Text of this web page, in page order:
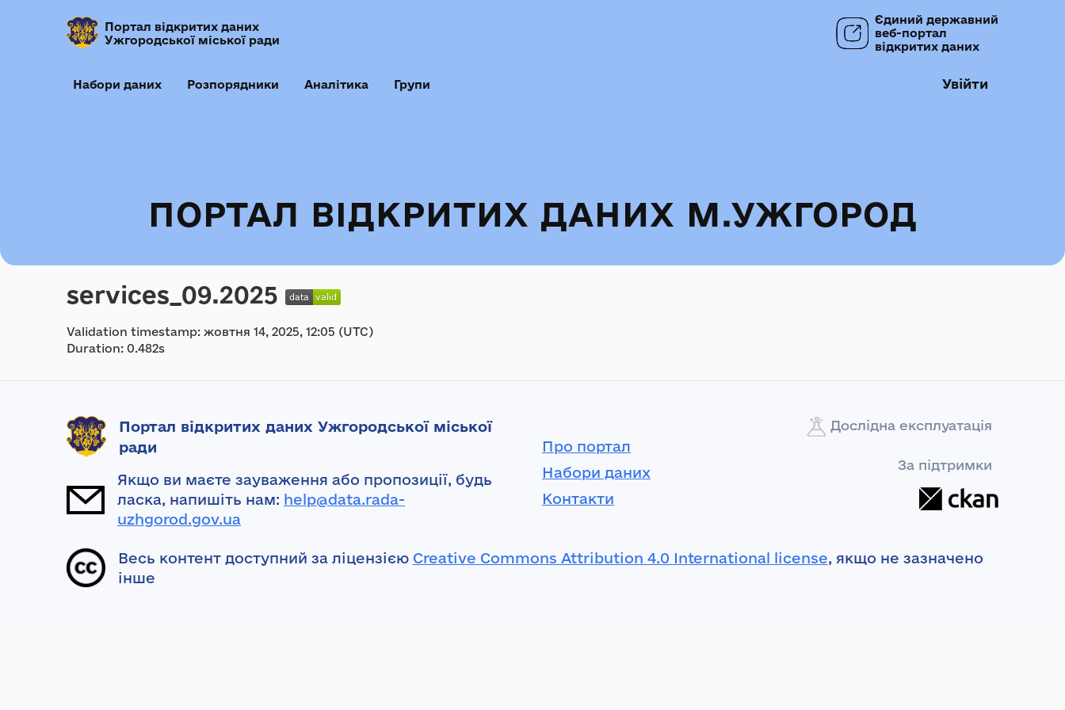
Портал відкритих даних
Ужгородської міської ради
Єдиний державний
веб-портал
відкритих даних
Набори даних Розпорядники Аналітика Групи Увійти
ПОРТАЛ ВІДКРИТИХ ДАНИХ М.УЖГОРОД
services_09.2025
Validation timestamp: жовтня 14, 2025, 12:05 (UTC)
Duration: 0.482s
Портал відкритих даних Ужгородської міської
ради
Якщо ви маєте зауваження або пропозиції, будь
ласка, напишіть нам: help@data.rada-
uzhgorod.gov.ua
Про портал
Набори даних
Контакти
Дослідна експлуатація
За підтримки
Весь контент доступний за ліцензією Creative Commons Attribution 4.0 International license, якщо не зазначено
інше